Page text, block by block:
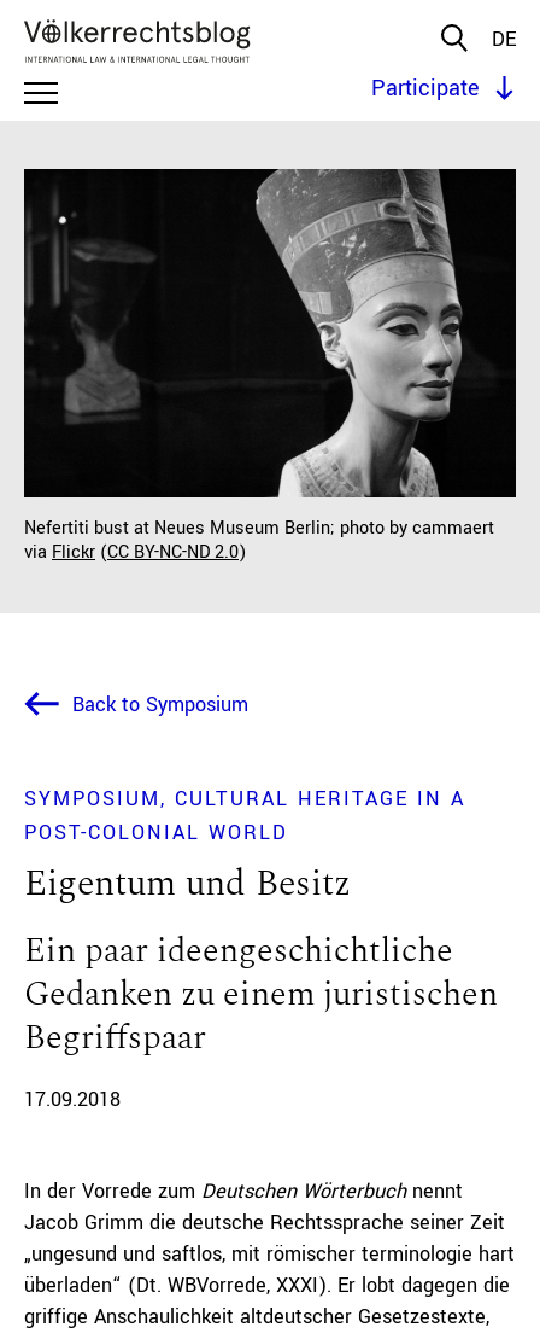
DE
Participate
Nefertiti bust at Neues Museum Berlin; photo by cammaert
via Flickr (CC BY-NC-ND 2.0)
Back to Symposium
SYMPOSIUM
CULTURAL HERITAGE IN A
POST-COLONIAL WORLD
Eigentum und Besitz
Ein paar ideengeschichtliche
Gedanken zu einem juristischen
Begriffspaar
17.09.2018
In der Vorrede zum Deutschen Wörterbuchnennt
Jacob Grimm die deutsche Rechtssprache seiner Zeit
„ungesund und saftlos, mit römischer terminologie hart
überladen“ (Dt. WBVorrede, XXXI). Er lobt dagegen die
griffige Anschaulichkeit altdeutscher Gesetzestexte,